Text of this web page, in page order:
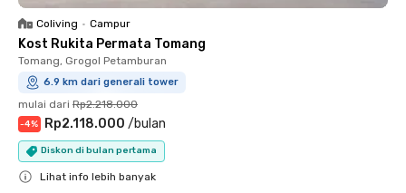
Coliving • Campur
Kost Rukita Permata Tomang
Tomang, Grogol Petamburan
6.9 km dari generali tower
mulai dari Rp2.218.000
-4% Rp2.118.000 /bulan
Diskon di bulan pertama
Lihat info lebih banyak